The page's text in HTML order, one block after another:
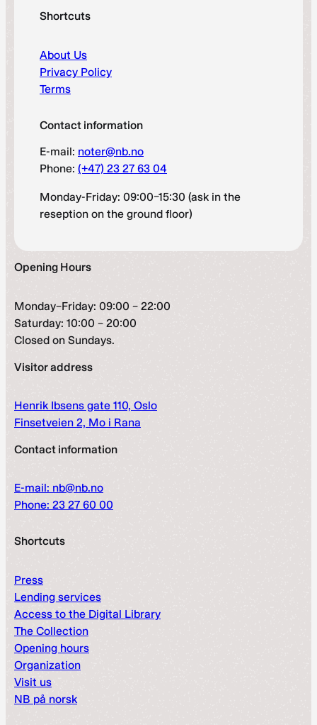
Shortcuts
About Us
Privacy Policy
Terms
Contact information
E-mail: noter@nb.no
Phone: (+47) 23 27 63 04
Monday-Friday: 09:00–15:30 (ask in the
reseption on the ground floor)
Opening Hours
Monday–Friday: 09:00 – 22:00
Saturday: 10:00 – 20:00
Closed on Sundays.
Visitor address
Henrik Ibsens gate 110, Oslo
Finsetveien 2, Mo i Rana
Contact information
E-mail: nb@nb.no
Phone: 23 27 60 00
Shortcuts
Press
Lending services
Access to the Digital Library
The Collection
Opening hours
Organization
Visit us
NB på norsk